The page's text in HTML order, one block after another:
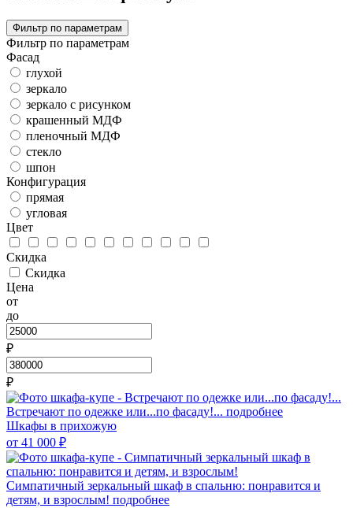
Фильтр по параметрам
Фильтр по параметрам
Фасад
глухой
зеркало
зеркало с рисунком
крашенный МДФ
пленочный МДФ
стекло
шпон
Конфигурация
прямая
угловая
Цвет
Скидка
Скидка
Цена
от
до
₽
₽
Встречают по одежке или...по фасаду!... подробнее
Шкафы в прихожую
от 41 000 ₽
Симпатичный зеркальный шкаф в спальню: понравится и
детям, и взрослым! подробнее